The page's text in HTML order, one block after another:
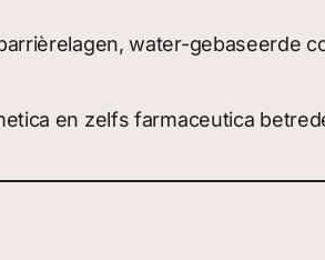
water-gebaseerde
en zelfs farmaceutica